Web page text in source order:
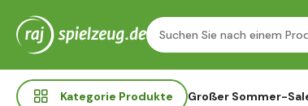
Kategorie Produkte Großer Sommer-